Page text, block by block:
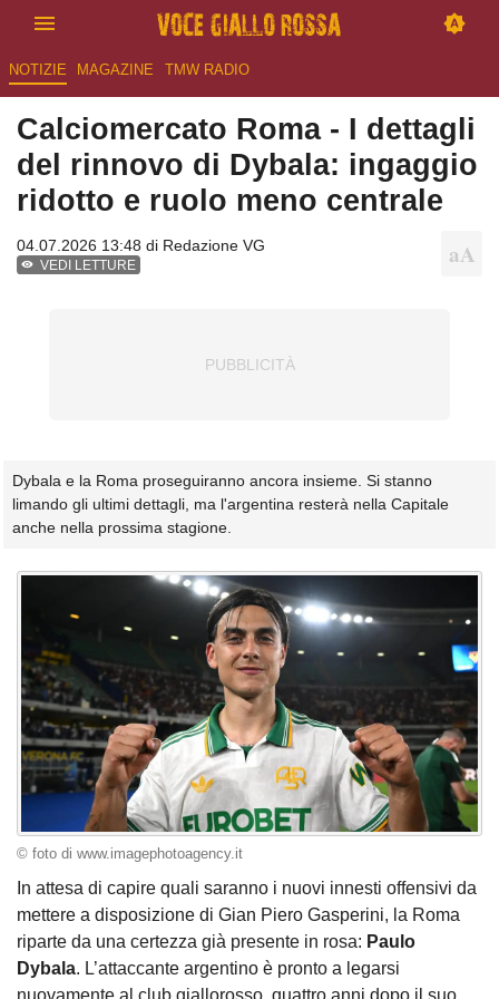
NOTIZIE MAGAZINE TMW RADIO
Calciomercato Roma - I dettagli
del rinnovo di Dybala: ingaggio
ridotto e ruolo meno centrale
04.07.2026 13:48 di Redazione VG
VEDI LETTURE
Dybala e la Roma proseguiranno ancora insieme. Si stanno
limando gli ultimi dettagli, ma l'argentina resterà nella Capitale
anche nella prossima stagione.
© foto di www.imagephotoagency.it
In attesa di capire quali saranno i nuovi innesti offensivi da
mettere a disposizione di Gian Piero Gasperini, la Roma
riparte da una certezza già presente in rosa: Paulo
Dybala. L’attaccante argentino è pronto a legarsi